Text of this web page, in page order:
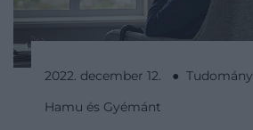
2022. december 12. ● Tudomány
Hamu és Gyémánt